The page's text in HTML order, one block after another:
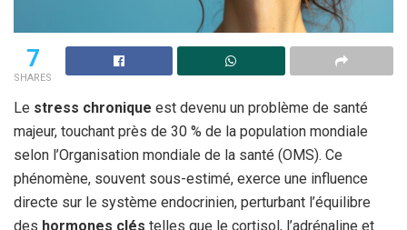
7
SHARES
Le stress chronique est devenu un problème de santé
majeur, touchant près de 30 % de la population mondiale
selon l’Organisation mondiale de la santé (OMS). Ce
phénomène, souvent sous-estimé, exerce une influence
directe sur le système endocrinien, perturbant l’équilibre
des hormones clés telles que le cortisol, l’adrénaline et